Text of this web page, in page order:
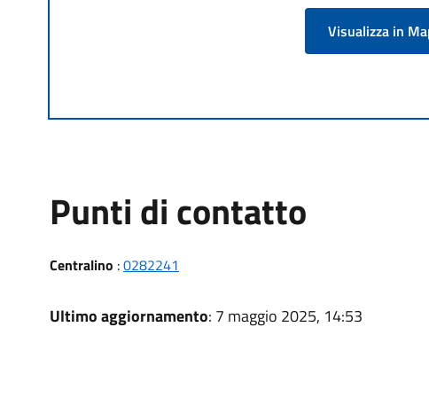
Visualizza in
Punti di contatto
Centralino :0282241
Ultimo aggiornamento: 7 maggio 2025, 14:53